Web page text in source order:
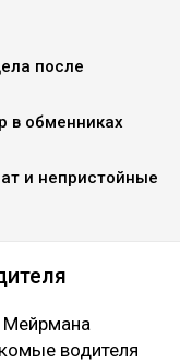
после
в обменниках
и непристойные
Мейрмана
водителя